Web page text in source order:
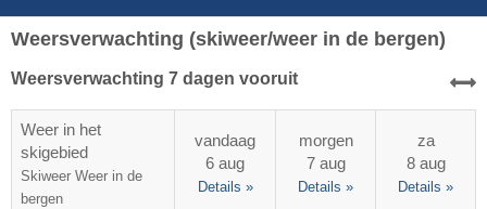
Weersverwachting (skiweer/weer in de bergen)
Weersverwachting 7 dagen vooruit
Weer in het
skigebied
Skiweer Weer in de
bergen
vandaag
6 aug
Details »
morgen
7 aug
Details »
za
8 aug
Details »